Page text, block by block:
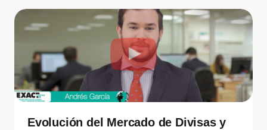
Evolución del Mercado de Divisas y